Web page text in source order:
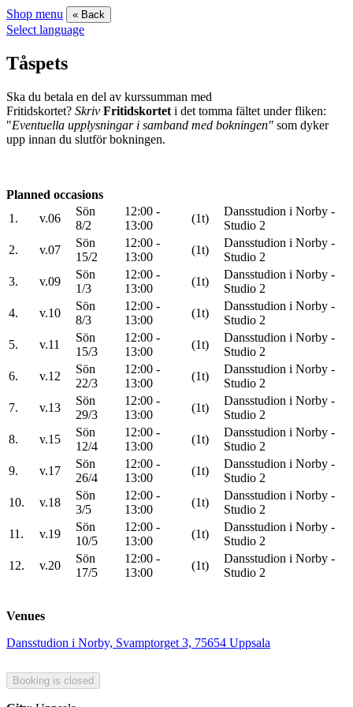
Shop menu « Back
Select language
Tåspets
Ska du betala en del av kurssumman med
Fritidskortet? Skriv Fritidskortet i det tomma fältet under fliken:
"Eventuella upplysningar i samband med bokningen" som dyker
upp innan du slutför bokningen.
Planned occasions
1.
v.06
Sön
8/2
12:00 -
13:00
(1t)
Dansstudion i Norby -
Studio 2
2.
v.07
Sön
15/2
12:00 -
13:00
(1t)
Dansstudion i Norby -
Studio 2
3.
v.09
Sön
1/3
12:00 -
13:00
(1t)
Dansstudion i Norby -
Studio 2
4.
v.10
Sön
8/3
12:00 -
13:00
(1t)
Dansstudion i Norby -
Studio 2
5.
v.11
Sön
15/3
12:00 -
13:00
(1t)
Dansstudion i Norby -
Studio 2
6.
v.12
Sön
22/3
12:00 -
13:00
(1t)
Dansstudion i Norby -
Studio 2
7.
v.13
Sön
29/3
12:00 -
13:00
(1t)
Dansstudion i Norby -
Studio 2
8.
v.15
Sön
12/4
12:00 -
13:00
(1t)
Dansstudion i Norby -
Studio 2
9.
v.17
Sön
26/4
12:00 -
13:00
(1t)
Dansstudion i Norby -
Studio 2
10.
v.18
Sön
3/5
12:00 -
13:00
(1t)
Dansstudion i Norby -
Studio 2
11.
v.19
Sön
10/5
12:00 -
13:00
(1t)
Dansstudion i Norby -
Studio 2
12.
v.20
Sön
17/5
12:00 -
13:00
(1t)
Dansstudion i Norby -
Studio 2
Venues
Dansstudion i Norby, Svamptorget 3, 75654 Uppsala